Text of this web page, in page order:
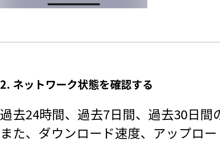
2. ネットワーク状態を確認する
過去24時間、過去7日間、過去30日
また、ダウンロード速度、アップロ